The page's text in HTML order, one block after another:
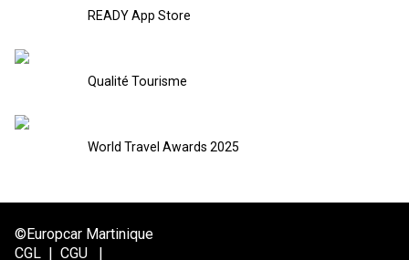
READY App Store
Qualité Tourisme
World Travel Awards 2025
©Europcar Martinique
CGL | CGU |